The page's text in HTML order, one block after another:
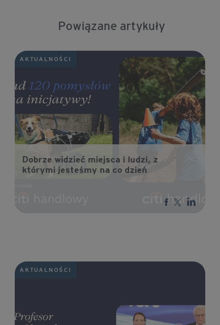
Powiązane artykuły
AKTUALNOŚCI
Dobrze widzieć miejsca i ludzi, z
którymi jesteśmy na co dzień
AKTUALNOŚCI